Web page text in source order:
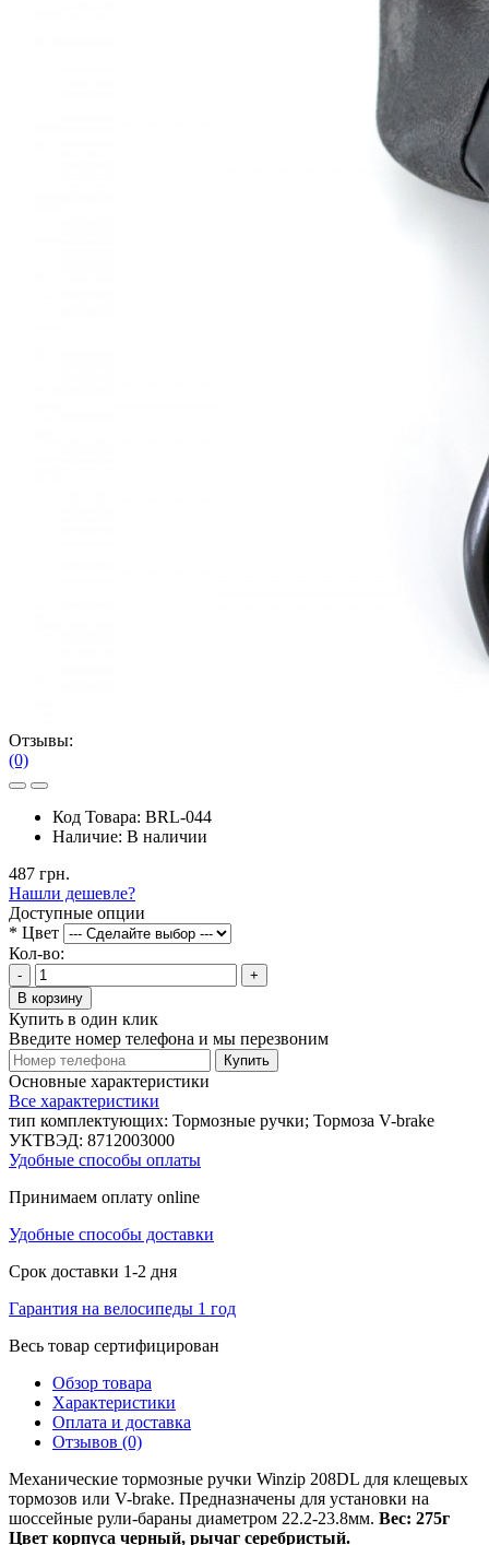
Отзывы:
(0)
Код Товара: BRL-044
Наличие: В наличии
487 грн.
Нашли дешевле?
Доступные опции
* Цвет
Кол-во:
-
+
В корзину
Купить в один клик
Введите номер телефона и мы перезвоним
Купить
Основные характеристики
Все характеристики
тип комплектующих: Тормозные ручки; Тормоза V-brake
УКТВЭД: 8712003000
Удобные способы оплаты
Принимаем оплату online
Удобные способы доставки
Срок доставки 1-2 дня
Гарантия на велосипеды 1 год
Весь товар сертифицирован
Обзор товара
Характеристики
Оплата и доставка
Отзывов (0)
Механические тормозные ручки Winzip 208DL для клещевых
тормозов или V-brake. Предназначены для установки на
шоссейные рули-бараны диаметром 22.2-23.8мм. Вес: 275г
Цвет корпуса черный, рычаг серебристый.